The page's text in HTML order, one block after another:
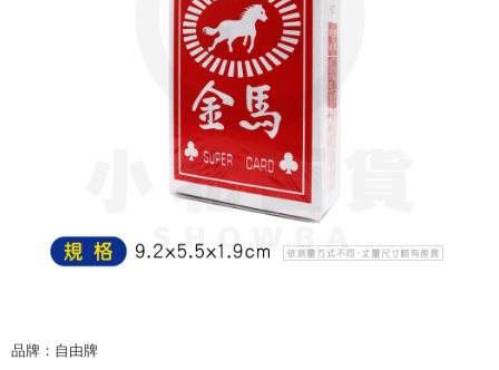
２．訂單成立數日內，您將收到繳費通知簡訊。
３．收到繳費通知簡訊後14天內，點擊此簡訊中的連結，可透過四大超商／
ATM／網路銀行／等多元方式進行付款，方視為交易完成。
※ 請注意：結帳手續完成當下不需立刻繳費，但若您需要取消訂單，請聯絡
購買商品的店家。未經商家同意取消之訂單仍視為有效，需透過AFTEE先享
※ 交易是否成功請以「AFTEE先享後付 」之結帳頁面顯示為準，若有關於
是否繳費成功／繳費後需取消欲退款等相關疑問，請聯繫「AFTEE先享後付
https://netprotections.freshdesk.com/support/home
易，需依本服務之必要範圍內提供個人資料，並將交易相關給付款項請求債
權轉讓予恩沛科技股份有限公司。
「AFTEE先享後付」，若未經同意申辦者引起之損失，本公司不負相關責
每筆NT$60，滿NT$599(含以上)免運費
每筆NT$60，滿NT$599(含以上)免運費
每筆NT$60，滿NT$599(含以上)免運費
品牌：自由牌